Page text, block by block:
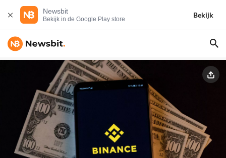
Newsbit
Bekijk in de Google Play store
Bekijk